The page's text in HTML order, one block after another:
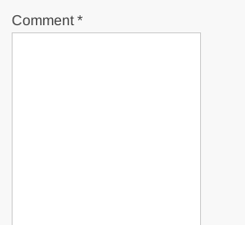
Comment*